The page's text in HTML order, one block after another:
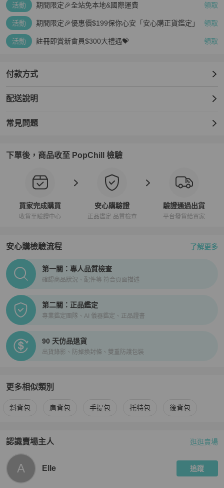
活動 期間限定🎉全站免本地&國際運費 領取
活動 期間限定🎉優惠價$199保你心安「安心購正貨鑑定」 領取
活動 註冊即賞新會員$300大禮遇💝 領取
付款方式
配送說明
常見問題
下單後，商品收至 PopChill 檢驗
買家完成購買
收貨至驗證中心
安心購驗證
正品鑑定 品質檢查
驗證通過出貨
平台發貨給買家
安心購檢驗流程 了解更多
PopChill拍拍圈正品驗證、安心購檢驗流程介紹
第一關：專人品質檢查
確認商品狀況、配件等 符合頁面描述
第二關：正品鑑定
專業鑑定團隊、AI 儀器鑑定、正品證書
90 天仿品退貨
出貨錄影、防掉換封條、雙重防護包裝
更多相似類別
更多Chanel 女包相似商品推薦
斜背包 肩背包 手提包 托特包 後背包
認識賣場主人
PopChill 拍拍圈嚴選賣家
逛逛賣場
A Elle 追蹤